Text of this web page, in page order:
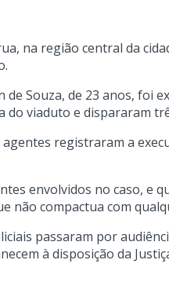
na região central da
Souza, de 23 anos,
viaduto e dispararam
registraram a
envolvidos no caso, e
não compactua com
passaram por
à disposição da